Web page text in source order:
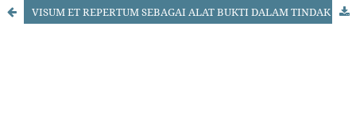
VISUM ET REPERTUM SEBAGAI ALAT BUKTI DALAM TINDAK PIDANA KEKERASAN DALAM RUMAH TANGGA